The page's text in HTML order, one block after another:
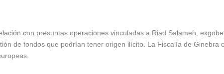
con presuntas operaciones vinculadas a Riad Salameh,
de fondos que podrían tener origen ilícito. La Fiscalía de Ginebra